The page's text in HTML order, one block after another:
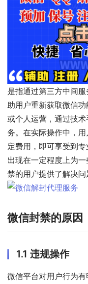
是指通过第三方中间
助用户重新获取微信
或个人运营，通过技
务。在实际操作中，
定费用，即可享受到
出现在一定程度上为
禁的用户提供了解决问
微信封禁的原因
1.1 违规操作
微信平台对用户行为